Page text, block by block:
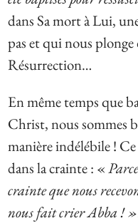
dans Sa mort à Lui,
pas et qui nous plonge
Résurrection…
En même temps que
Christ, nous sommes
manière indélébile !
dans la crainte : «
crainte que nous
nous fait crier Abba !